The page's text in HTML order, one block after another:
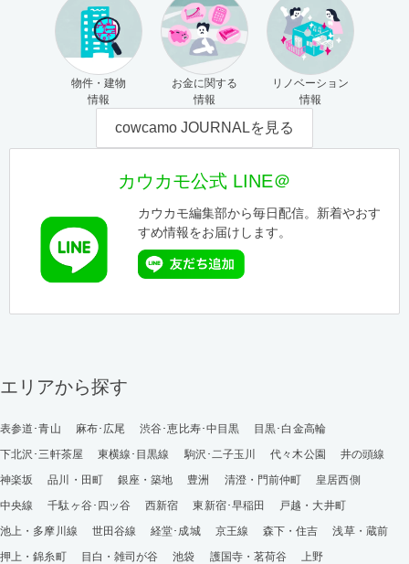
物件・建物
情報
お金に関する
情報
リノベーション
情報
cowcamo JOURNALを見る
カウカモ公式 LINE＠
カウカモ編集部から毎日配信。新着やおす
すめ情報をお届けします。
エリアから探す
表参道･青山 麻布･広尾 渋谷･恵比寿･中目黒
目黒･白金高輪
下北沢･三軒茶屋
東横線･目黒線 駒沢･二子玉川 代々木公園
井の頭線
神楽坂
品川・田町 銀座・築地 豊洲 清澄・門前仲町
皇居西側
中央線
千駄ヶ谷･四ッ谷 西新宿 東新宿･早稲田
戸越・大井町
池上・多摩川線
世田谷線 経堂･成城 京王線 森下・住吉
浅草・蔵前
押上・錦糸町
目白・雑司が谷 池袋 護国寺・茗荷谷
上野